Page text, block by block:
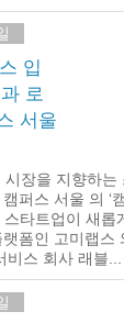
입
로
서울
장을 지향하는
퍼스 서울 의 ‘
스타트업이 새롭
폼인 고미랩스
스 회사 래블...